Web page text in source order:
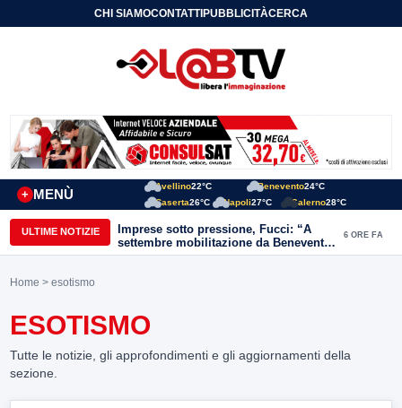
CHI SIAMOCONTATTIPUBBLICITÀCERCA
MENÙ
+
Avellino22°C Benevento24°C
Caserta26°C Napoli27°C Salerno28°C
ULTIME NOTIZIE
Imprese sotto pressione, Fucci: “A
settembre mobilitazione da Benevento
e Avellino”
6 ORE FA
Home > esotismo
ESOTISMO
Tutte le notizie, gli approfondimenti e gli aggiornamenti della
sezione.